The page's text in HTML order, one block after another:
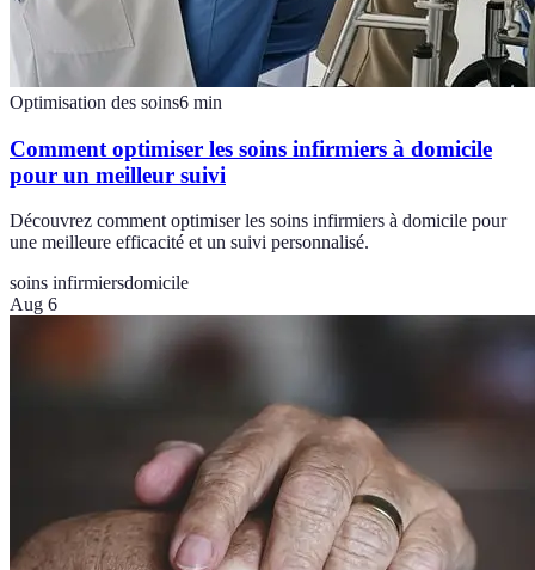
Optimisation des soins6 min
Comment optimiser les soins infirmiers à domicile
pour un meilleur suivi
Découvrez comment optimiser les soins infirmiers à domicile pour
une meilleure efficacité et un suivi personnalisé.
soins infirmiersdomicile
Aug 6